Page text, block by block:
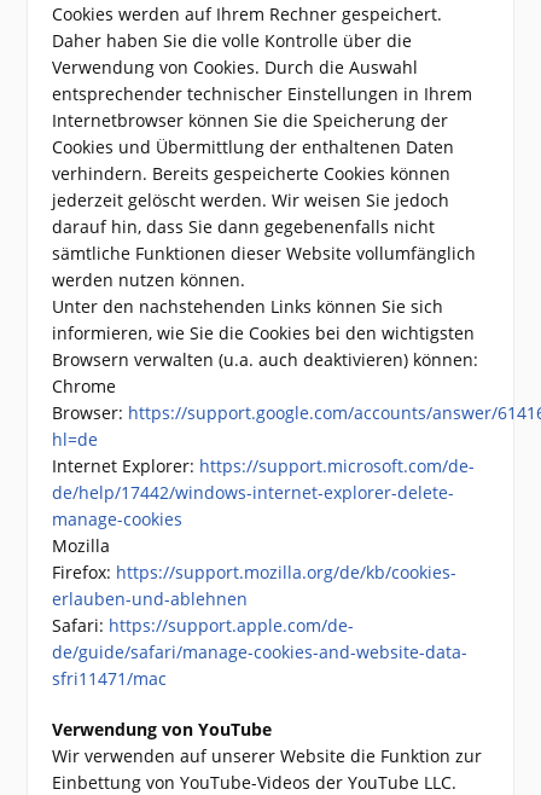
Cookies werden auf Ihrem Rechner gespeichert.
Daher haben Sie die volle Kontrolle über die
Verwendung von Cookies. Durch die Auswahl
entsprechender technischer Einstellungen in Ihrem
Internetbrowser können Sie die Speicherung der
Cookies und Übermittlung der enthaltenen Daten
verhindern. Bereits gespeicherte Cookies können
jederzeit gelöscht werden. Wir weisen Sie jedoch
darauf hin, dass Sie dann gegebenenfalls nicht
sämtliche Funktionen dieser Website vollumfänglich
werden nutzen können.
Unter den nachstehenden Links können Sie sich
informieren, wie Sie die Cookies bei den wichtigsten
Browsern verwalten (u.a. auch deaktivieren) können:
Chrome
Browser: https://support.google.com/accounts/answer/
hl=de
Internet Explorer: https://support.microsoft.com/de-
de/help/17442/windows-internet-explorer-delete-
manage-cookies
Mozilla
Firefox: https://support.mozilla.org/de/kb/cookies-
erlauben-und-ablehnen
Safari: https://support.apple.com/de-
de/guide/safari/manage-cookies-and-website-data-
sfri11471/mac
Verwendung von YouTube
Wir verwenden auf unserer Website die Funktion zur
Einbettung von YouTube-Videos der YouTube LLC.